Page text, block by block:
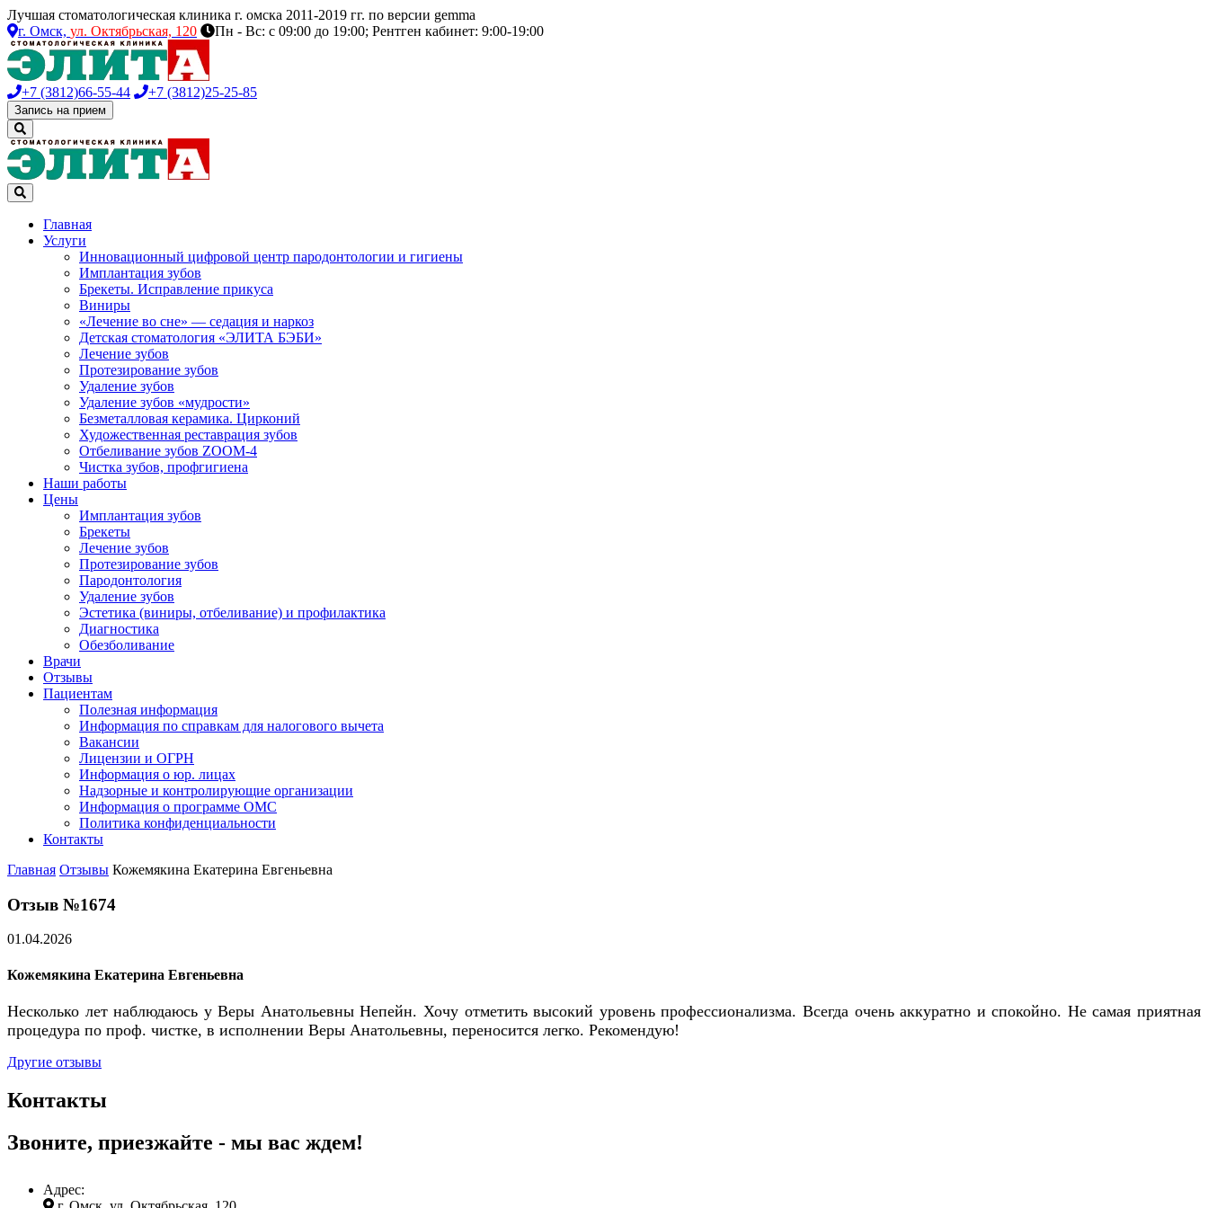
Лучшая стоматологическая клиника г. омска 2011-2019 гг. по версии gemma
г. Омск, ул. Октябрьская, 120 Пн - Вс: с 09:00 до 19:00; Рентген кабинет: 9:00-19:00
+7 (3812)66-55-44 +7 (3812)25-25-85
Запись на прием
Главная
Услуги
Инновационный цифровой центр пародонтологии и гигиены
Имплантация зубов
Брекеты. Исправление прикуса
Виниры
«Лечение во сне» — седация и наркоз
Детская стоматология «ЭЛИТА БЭБИ»
Лечение зубов
Протезирование зубов
Удаление зубов
Удаление зубов «мудрости»
Безметалловая керамика. Цирконий
Художественная реставрация зубов
Отбеливание зубов ZOOM-4
Чистка зубов, профгигиена
Наши работы
Цены
Имплантация зубов
Брекеты
Лечение зубов
Протезирование зубов
Пародонтология
Удаление зубов
Эстетика (виниры, отбеливание) и профилактика
Диагностика
Обезболивание
Врачи
Отзывы
Пациентам
Полезная информация
Информация по справкам для налогового вычета
Вакансии
Лицензии и ОГРН
Информация о юр. лицах
Надзорные и контролирующие организации
Информация о программе ОМС
Политика конфиденциальности
Контакты
Главная Отзывы Кожемякина Екатерина Евгеньевна
Отзыв №1674
01.04.2026
Кожемякина Екатерина Евгеньевна
Несколько лет наблюдаюсь у Веры Анатольевны Непейн. Хочу отметить высокий уровень профессионализма. Всегда очень аккуратно и спокойно. Не самая приятная
процедура по проф. чистке, в исполнении Веры Анатольевны, переносится легко. Рекомендую!
Другие отзывы
Контакты
Звоните, приезжайте - мы вас ждем!
Адрес: